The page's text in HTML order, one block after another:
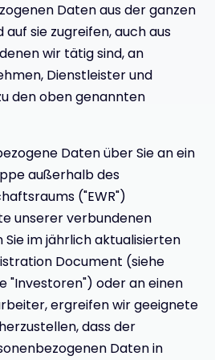
Daten aus der ganzen
sie zugreifen, auch aus
wir tätig sind, an
Dienstleister und
den oben genannten
Daten über Sie an ein
außerhalb des
("EWR")
unserer verbundenen
im jährlich aktualisierten
Document (siehe
"Investoren") oder an einen
ergreifen wir geeignete
dass der
Daten in